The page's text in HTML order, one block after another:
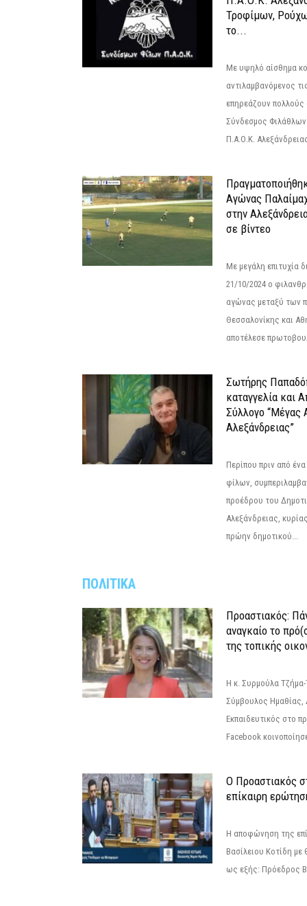
Τροφίμων,
το...
Με υψηλό αίσθημα
αντιλαμβανόμενος
επηρεάζουν πολλούς
Σύνδεσμος
Π.Α.Ο.Κ.
Αγώνας
στην
σε βίντεο
Με μεγάλη επιτυχία
21/10/2024 ο
αγώνας μεταξύ των
Θεσσαλονίκης και
αποτέλεσε
Σωτήρης
καταγγελία και
Σύλλογο “Μέγας
Αλεξάνδρειας”
Περίπου πριν από
φίλων,
προέδρου του
Αλεξάνδρειας,
πρώην δημοτικού...
ΠΟΛΙΤΙΚΑ
Προαστιακός:
αναγκαίο το
της τοπικής
Η κ. Συρμούλα
Σύμβουλος Ημαθίας,
Εκπαιδευτικός στο
Facebook
Ο Προαστιακός
επίκαιρη
Η αποφώνηση της
Βασίλειου Κοτίδη με
ως εξής: Πρόεδρος